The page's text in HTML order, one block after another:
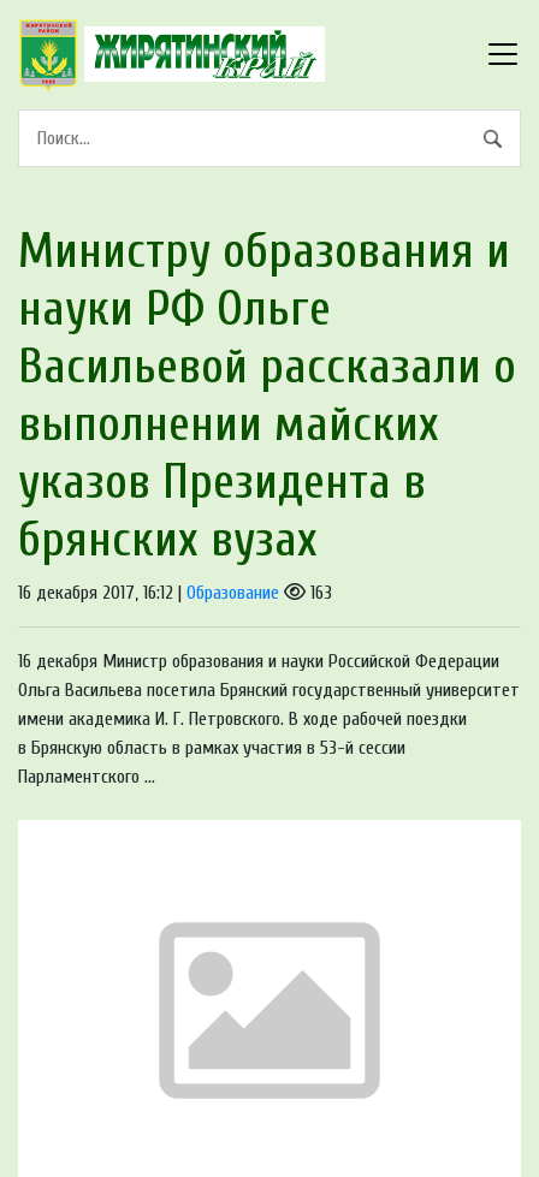
Министру образования и
науки РФ Ольге
Васильевой рассказали о
выполнении майских
указов Президента в
брянских вузах
16 декабря 2017, 16:12 | Образование 163
16 декабря Министр образования и науки Российской Федерации
Ольга Васильева посетила Брянский государственный университет
имени академика И. Г. Петровского. В ходе рабочей поездки
в Брянскую область в рамках участия в 53-й сессии
Парламентского ...